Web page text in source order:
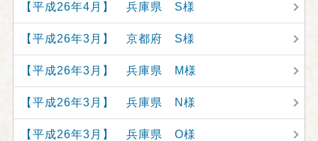
【平成26年4月】 兵庫県 S様
【平成26年3月】 京都府 S様
【平成26年3月】 兵庫県 M様
【平成26年3月】 兵庫県 N様
【平成26年3月】 兵庫県 O様